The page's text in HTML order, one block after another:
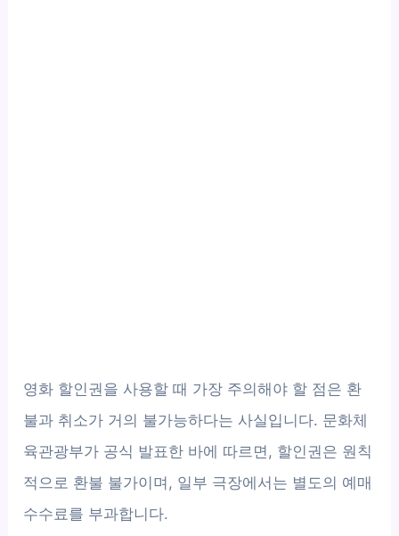
영화 할인권을 사용할 때 가장 주의해야 할 점은 환
불과 취소가 거의 불가능하다는 사실입니다. 문화체
육관광부가 공식 발표한 바에 따르면, 할인권은 원칙
적으로 환불 불가이며, 일부 극장에서는 별도의 예매
수수료를 부과합니다.